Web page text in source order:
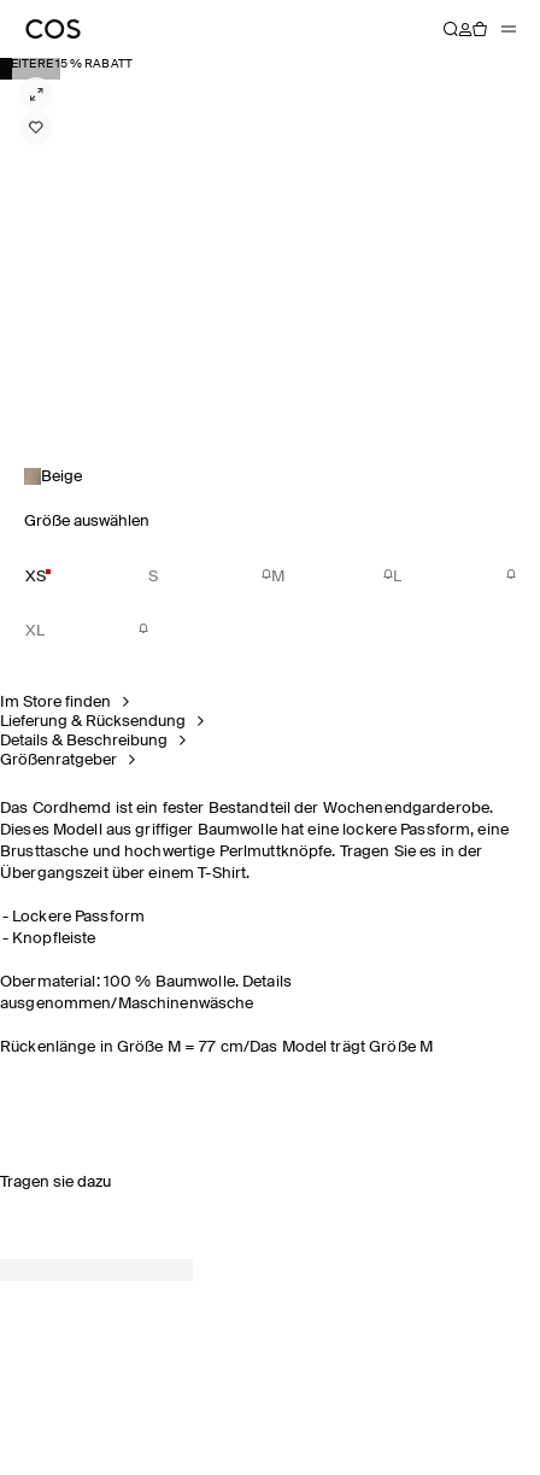
WEITERE 15 % RABATT
Beige
Größe auswählen
XS S M L
XL
Im Store finden
Lieferung & Rücksendung
Details & Beschreibung
Größenratgeber
Das Cordhemd ist ein fester Bestandteil der Wochenendgarderobe.
Dieses Modell aus griffiger Baumwolle hat eine lockere Passform, eine
Brusttasche und hochwertige Perlmuttknöpfe. Tragen Sie es in der
Übergangszeit über einem T-Shirt.
Lockere Passform
Knopfleiste
Obermaterial: 100 % Baumwolle. Details
ausgenommen/Maschinenwäsche
Rückenlänge in Größe M = 77 cm/Das Model trägt Größe M
Tragen sie dazu